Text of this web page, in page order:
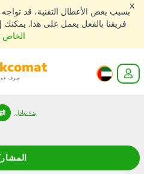
بسبب بعض الأعطال التقنية، قد
فريقنا بالفعل يعمل على هذا.
الخاص
x
صرف
بدء تبادل